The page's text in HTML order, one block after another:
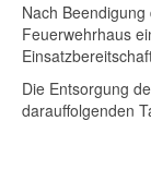
Nach
Feuerwehrhaus
Die Entsorgung
darauffolgenden